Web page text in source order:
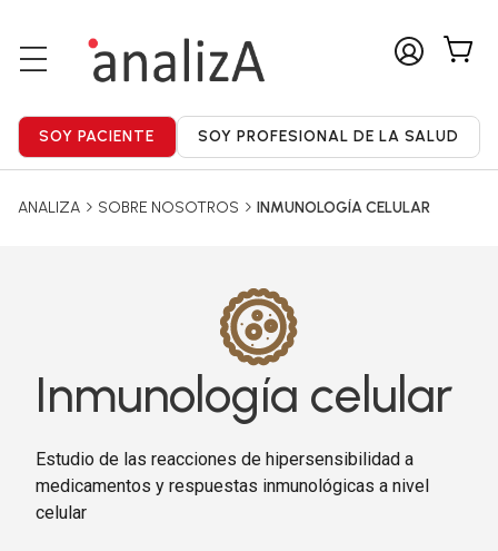
ANALIZA SOBRE NOSOTROS INMUNOLOGÍA CELULAR
Inmunología celular
Estudio de las reacciones de hipersensibilidad a
medicamentos y respuestas inmunológicas a nivel
celular